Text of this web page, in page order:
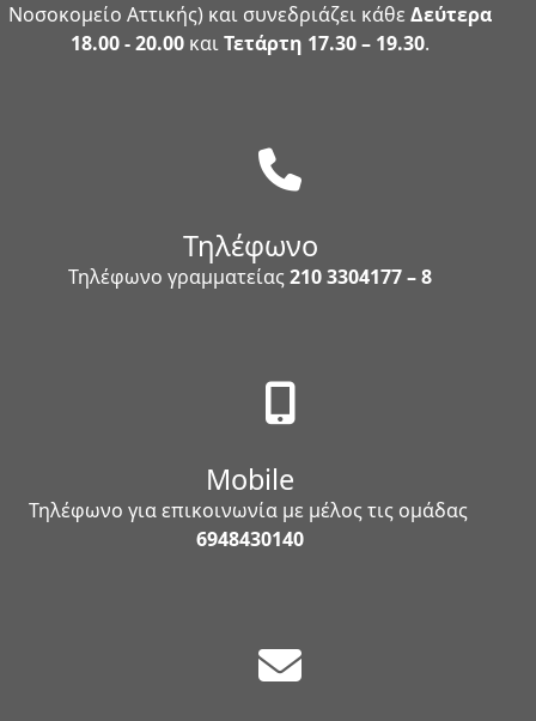
Νοσοκομείο Αττικής) και συνεδριάζει κάθε Δεύτερα
18.00 - 20.00 καιΤετάρτη 17.30 – 19.30.
Τηλέφωνο
Τηλέφωνο γραμματείας 210 3304177 – 8
Mobile
Τηλέφωνο για επικοινωνία με μέλος τις ομάδας
6948430140